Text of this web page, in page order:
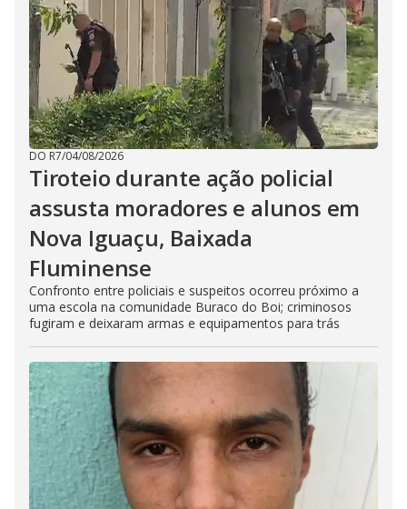
DO R7/04/08/2026
Tiroteio durante ação policial
assusta moradores e alunos em
Nova Iguaçu, Baixada
Fluminense
Confronto entre policiais e suspeitos ocorreu próximo a
uma escola na comunidade Buraco do Boi; criminosos
fugiram e deixaram armas e equipamentos para trás